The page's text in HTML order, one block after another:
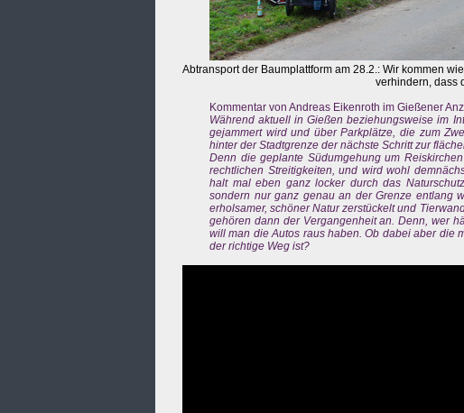
Abtransport der Baumplattform am 28.2.: Wir kommen
verhindern, dass
Kommentar von Andreas Eikenroth im Gießener
Während aktuell in Gießen beziehungsweise im
gejammert wird und über Parkplätze, die zum
hinter der Stadtgrenze der nächste Schritt zur
Denn die geplante Südumgehung um
rechtlichen Streitigkeiten, und wird wohl
halt mal eben ganz locker durch das
sondern nur ganz genau an der Grenze entlang
erholsamer, schöner Natur zerstückelt und
gehören dann der Vergangenheit an. Denn, wer
will man die Autos raus haben. Ob dabei aber die
der richtige Weg ist?